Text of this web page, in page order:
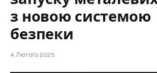
з новою системою
безпеки
4 Лютого 2025